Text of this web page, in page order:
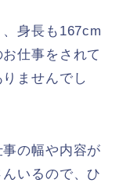
身長も167cm
仕事をされて
ませんでし
の幅や内容が
いるので、ひ